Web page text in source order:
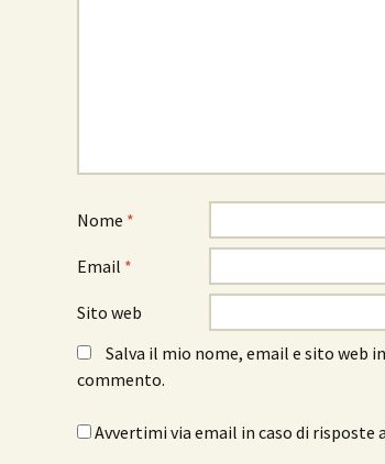
Nome *
Email *
Sito web
Salva il mio nome, email e sito web
commento.
Avvertimi via email in caso di risposte